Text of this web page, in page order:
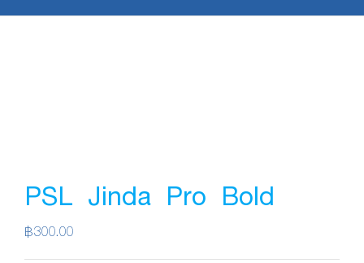
PSL Jinda Pro Bold
฿300.00